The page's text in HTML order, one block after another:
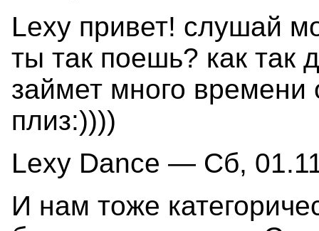
Lexy привет! слушай
ты так поешь? как так
займет много времени
плиз:))))
Lexy Dance — Сб,
И нам тоже